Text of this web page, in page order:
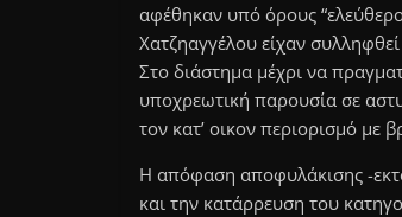
αφέθηκαν υπό όρους
Χατζηαγγέλου είχαν
Στο διάστημα μέχρι να
υποχρεωτική παρουσία σε
τον κατ’ οικον περιορισμό με
Η απόφαση αποφυλάκισης -
και την κατάρρευση του